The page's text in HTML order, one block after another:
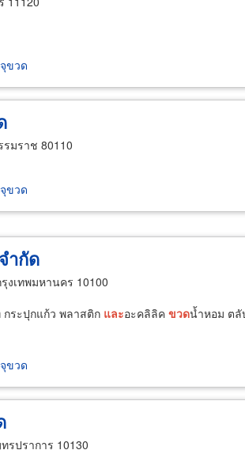
ขวด
มราช 80110
ขวด
ำกัด
งเทพมหานคร 10100
กระปุกแก้ว พลาสติก และอะคลิลิค ขวดน้ำหอม ต
ขวด
รปราการ 10130